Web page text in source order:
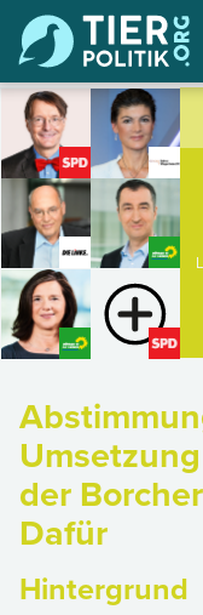
der
Dafür
Hintergrund